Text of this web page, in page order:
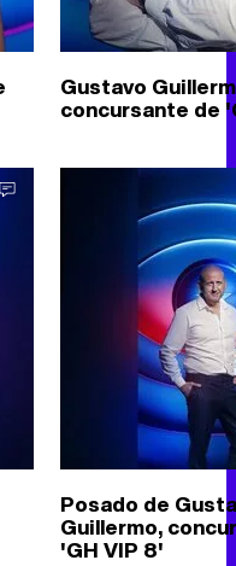
Gustavo
concursante de
Posado de
Guillermo,
'GH VIP 8'